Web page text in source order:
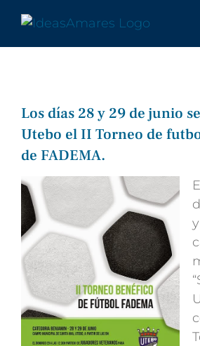
contenido
Los días 28 y 29 de junio
Utebo el II Torneo de
de FADEMA.